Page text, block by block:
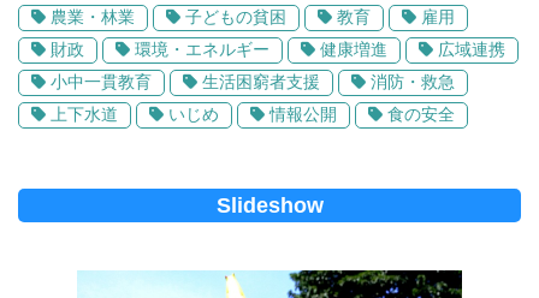
農業・林業
子どもの貧困 教育
雇用
財政
環境・エネルギー 健康増進
広域連携
小中一貫教育
生活困窮者支援
消防・救急
上下水道
いじめ 情報公開 食の安全
Slideshow